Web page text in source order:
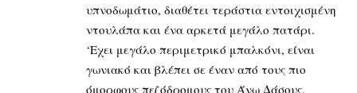
υπνοδωμάτιο, διαθέτει τεράστια εντοιχισμένη
ντουλάπα και ένα αρκετά μεγάλο πατάρι.
‘Εχει μεγάλο περιμετρικό μπαλκόνι, είναι
γωνιακό και βλέπει σε έναν από τους πιο
όμορφους πεζόδρομους του Άνω Δάσους.